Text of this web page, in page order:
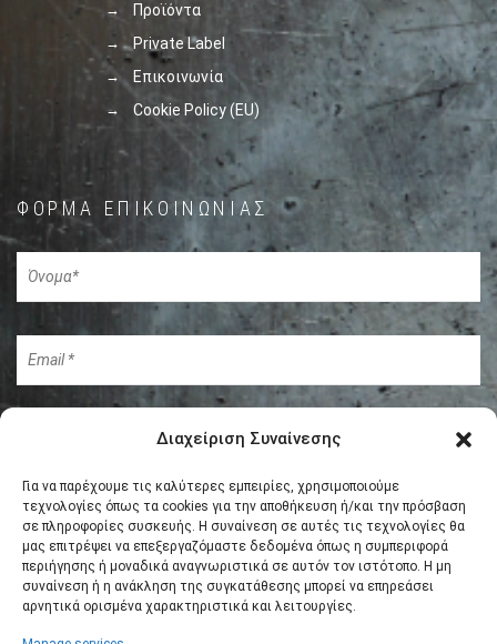
Διαχείριση Συναίνεσης
Για να παρέχουμε τις καλύτερες εμπειρίες, χρησιμοποιούμε
τεχνολογίες όπως τα cookies για την αποθήκευση ή/και την πρόσβαση
σε πληροφορίες συσκευής. Η συναίνεση σε αυτές τις τεχνολογίες θα
μας επιτρέψει να επεξεργαζόμαστε δεδομένα όπως η συμπεριφορά
περιήγησης ή μοναδικά αναγνωριστικά σε αυτόν τον ιστότοπο. Η μη
συναίνεση ή η ανάκληση της συγκατάθεσης μπορεί να επηρεάσει
αρνητικά ορισμένα χαρακτηριστικά και λειτουργίες.
Προϊόντα
Private Label
Επικοινωνία
Cookie Policy (EU)
ΦΌΡΜΑ ΕΠΙΚΟΙΝΩΝΊΑΣ